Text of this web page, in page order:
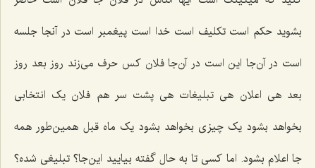
بشوید حکم است تکلیف است خدا است پیغمبر است در آنجا جلسه
است در آن‌جا این است در آن‌جا فلان کس حرف می‌زند روز بعد روز
بعد هی اعلان هی تبلیغات هی پشت سر هم فلان یک انتخابی
بخواهد بشود یک چیزی بخواهد بشود یک ماه قبل همین‌طور همه
جا اعلام بشود. اما کسی تا به حال گفته بیایید این‌جا؟ تبلیغی شده؟